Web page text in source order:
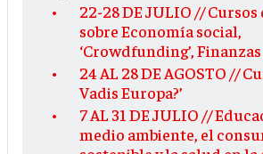
22-28 DE JULIO // Cursos
sobre Economía social,
‘Crowdfunding’,
24 AL 28 DE AGOSTO //
Vadis Europa?’
7 AL 31 DE JULIO //
medio ambiente, el